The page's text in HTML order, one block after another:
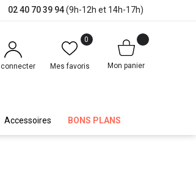
02 40 70 39 94(9h-12h et 14h-17h)
connecter
0
Mes favoris Mon panier
Accessoires BONS PLANS